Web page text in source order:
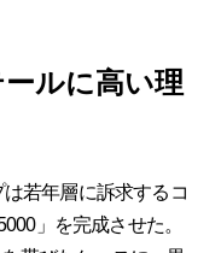
ルに高い理
若年層に訴求するコ
」を完成させた。